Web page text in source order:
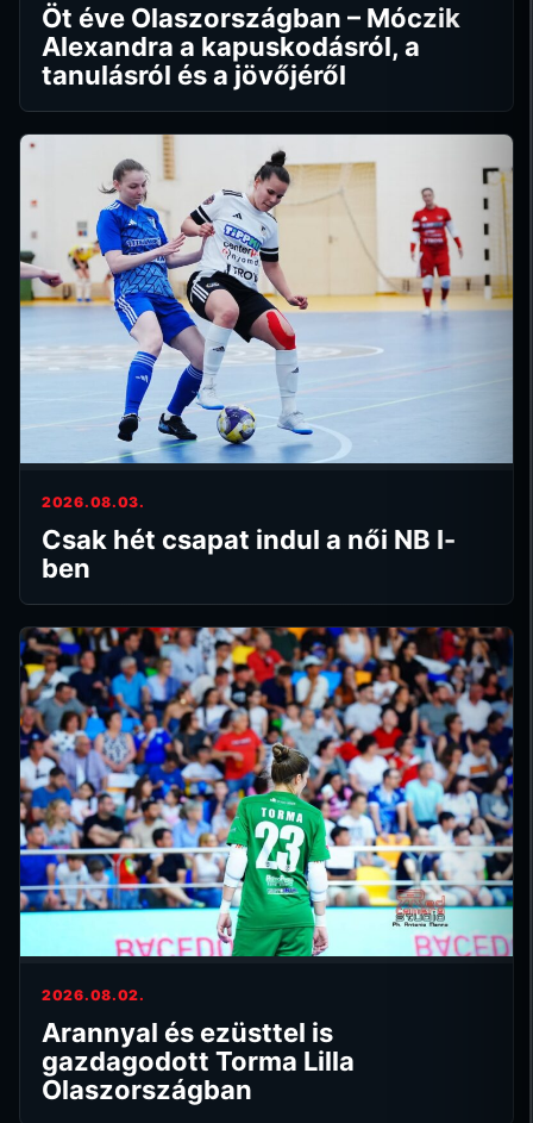
Öt éve Olaszországban – Móczik
Alexandra a kapuskodásról, a
tanulásról és a jövőjéről
2026.08.03.
Csak hét csapat indul a női NB I-
ben
2026.08.02.
Arannyal és ezüsttel is
gazdagodott Torma Lilla
Olaszországban